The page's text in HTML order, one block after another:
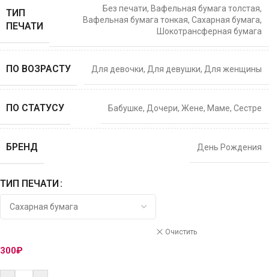
ТИП
ПЕЧАТИ
Без печати, Вафельная бумага толстая,
Вафельная бумага тонкая, Сахарная бумага,
Шокотрансферная бумага
ПО ВОЗРАСТУ Для девочки, Для девушки, Для женщины
ПО СТАТУСУ Бабушке, Дочери, Жене, Маме, Сестре
БРЕНД День Рождения
ТИП ПЕЧАТИ
Очистить
300₽